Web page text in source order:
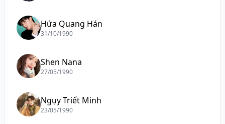
Hứa Quang Hán
31/10/1990
Shen Nana
27/05/1990
Ngụy Triết Minh
23/05/1990